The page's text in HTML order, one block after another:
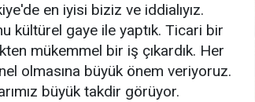
en iyisi biziz ve iddialıyız.
kültürel gaye ile yaptık. Ticari bir
mükemmel bir iş çıkardık. Her
olmasına büyük önem veriyoruz.
büyük takdir görüyor.